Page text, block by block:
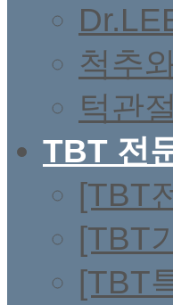
척추
턱관
TBT 전
[TBT
[TBT
[TBT